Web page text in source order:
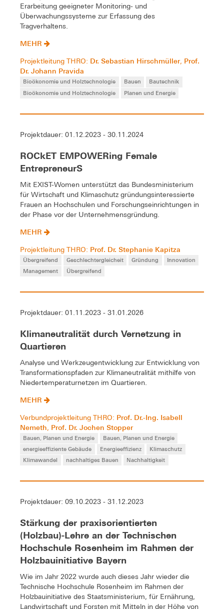
Erarbeitung geeigneter Monitoring- und
Überwachungssysteme zur Erfassung des
Tragverhaltens.
MEHR
Projektleitung THRO: Dr. Sebastian Hirschmüller, Prof.
Dr. Johann Pravida
Bioökonomie und Holztechnologie Bauen
Bautechnik
Bioökonomie und Holztechnologie
Planen und Energie
Projektdauer: 01.12.2023 - 30.11.2024
ROCkET EMPOWERing Female
EntrepreneurS
Mit EXIST-Women unterstützt das Bundesministerium
für Wirtschaft und Klimaschutz gründungsinteressierte
Frauen an Hochschulen und Forschungseinrichtungen in
der Phase vor der Unternehmensgründung.
MEHR
Projektleitung THRO: Prof. Dr. Stephanie Kapitza
Übergreifend Geschlechtergleicheit Gründung
Innovation
Management
Übergreifend
Projektdauer: 01.11.2023 - 31.01.2026
Klimaneutralität durch Vernetzung in
Quartieren
Analyse und Werkzeugentwicklung zur Entwicklung von
Transformationspfaden zur Klimaneutralität mithilfe von
Niedertemperaturnetzen im Quartieren.
MEHR
Verbundprojektleitung THRO: Prof. Dr.-Ing. Isabell
Nemeth, Prof. Dr. Jochen Stopper
Bauen, Planen und Energie
Bauen, Planen und Energie
energieeffiziente Gebäude
Energieeffizienz
Klimaschutz
Klimawandel
nachhaltiges Bauen Nachhaltigkeit
Projektdauer: 09.10.2023 - 31.12.2023
Stärkung der praxisorientierten
(Holzbau)-Lehre an der Technischen
Hochschule Rosenheim im Rahmen der
Holzbauinitiative Bayern
Wie im Jahr 2022 wurde auch dieses Jahr wieder die
Technische Hochschule Rosenheim im Rahmen der
Holzbauinitiative des Staatsministerium, für Ernährung,
Landwirtschaft und Forsten mit Mitteln in der Höhe von